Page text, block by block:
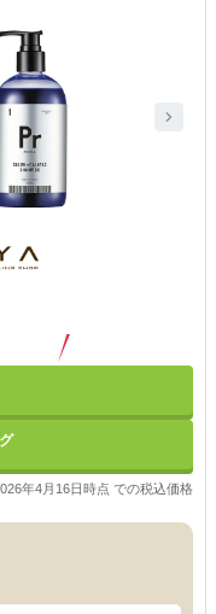
年4月16日時点 での税込価格